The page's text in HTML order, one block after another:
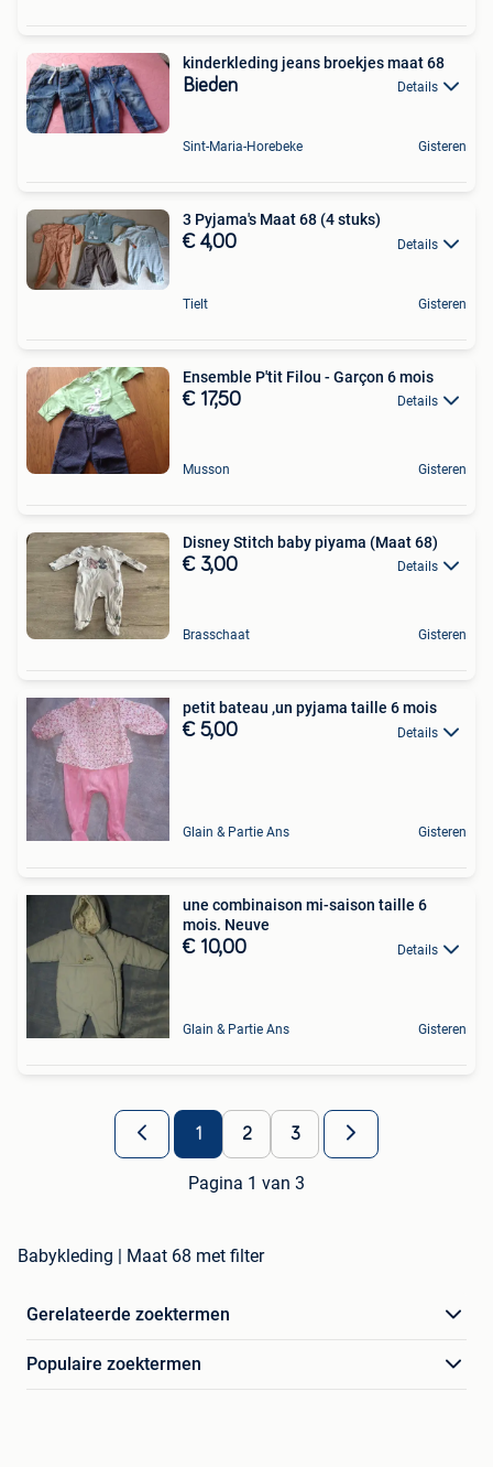
kinderkleding jeans broekjes maat 68
Bieden Details
Sint-Maria-Horebeke Gisteren
3 Pyjama's Maat 68 (4 stuks)
€ 4,00 Details
Tielt Gisteren
Ensemble P'tit Filou - Garçon 6 mois
€ 17,50 Details
Musson Gisteren
Disney Stitch baby piyama (Maat 68)
€ 3,00 Details
Brasschaat Gisteren
petit bateau ,un pyjama taille 6 mois
€ 5,00 Details
Glain & Partie Ans Gisteren
une combinaison mi-saison taille 6
mois. Neuve
€ 10,00 Details
Glain & Partie Ans Gisteren
1 2 3
Pagina 1 van 3
Babykleding | Maat 68 met filter
Gerelateerde zoektermen
Populaire zoektermen